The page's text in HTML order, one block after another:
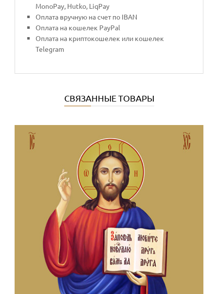
MonoPay, Hutko, LiqPay
Оплата вручную на счет по IBAN
Оплата на кошелек PayPal
Оплата на криптокошелек или кошелек
Telegram
СВЯЗАННЫЕ ТОВАРЫ